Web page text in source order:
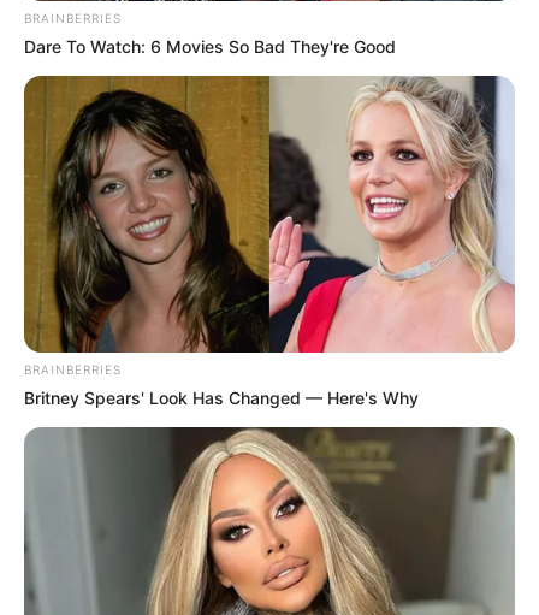
BRAINBERRIES
Dare To Watch: 6 Movies So Bad They're Good
BRAINBERRIES
Britney Spears' Look Has Changed — Here's Why